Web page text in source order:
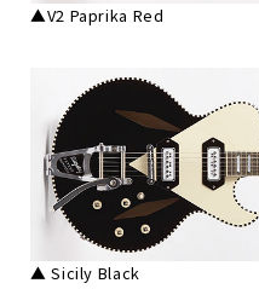
▲V2 Paprika Red
▲ Sicily Black